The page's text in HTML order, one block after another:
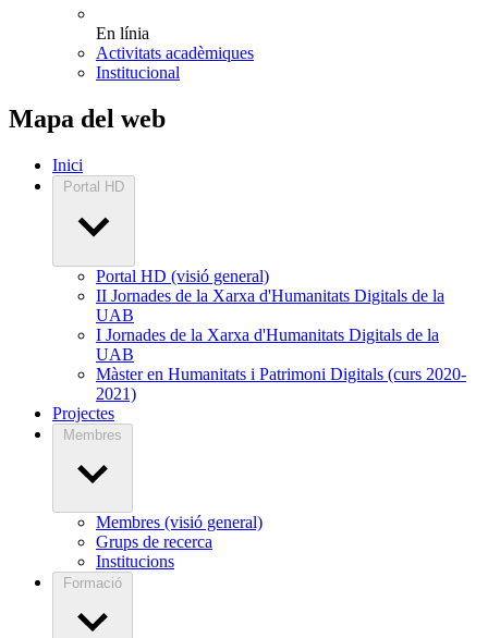
En línia
Activitats acadèmiques
Institucional
Mapa del web
Inici
Portal HD
Portal HD (visió general)
II Jornades de la Xarxa d'Humanitats Digitals de la
UAB
I Jornades de la Xarxa d'Humanitats Digitals de la
UAB
Màster en Humanitats i Patrimoni Digitals (curs 2020-
2021)
Projectes
Membres
Membres (visió general)
Grups de recerca
Institucions
Formació